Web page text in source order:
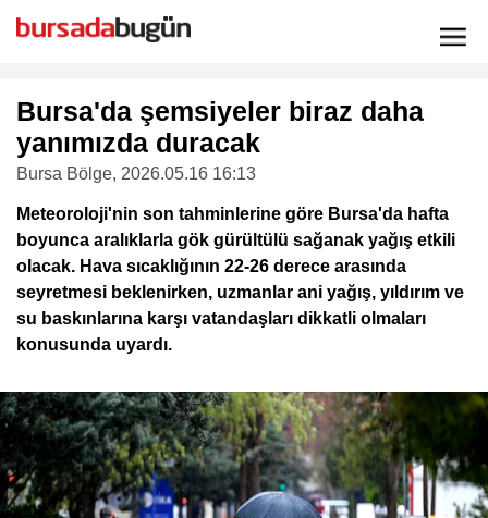
Bursa'da şemsiyeler biraz daha
yanımızda duracak
Bursa Bölge, 2026.05.16 16:13
Meteoroloji'nin son tahminlerine göre Bursa'da hafta
boyunca aralıklarla gök gürültülü sağanak yağış etkili
olacak. Hava sıcaklığının 22-26 derece arasında
seyretmesi beklenirken, uzmanlar ani yağış, yıldırım ve
su baskınlarına karşı vatandaşları dikkatli olmaları
konusunda uyardı.